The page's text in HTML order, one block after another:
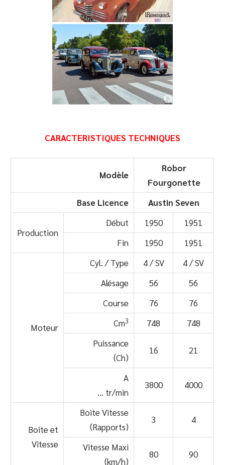
CARACTERISTIQUES TECHNIQUES
Modèle
Robor
Fourgonette
Base Licence
Austin Seven
Production
Début 1950
1951
Fin
1950 1951
Moteur
Cyl. / Type 4 / SV
4 / SV
Alésage
56
56
Course
76
76
Cm3 748
748
Puissance
(Ch)
16 21
A
… tr/min
3800 4000
Boite et
Vitesse
Boite Vitesse
(Rapports)
3 4
Vitesse Maxi
(km/h)
80 90